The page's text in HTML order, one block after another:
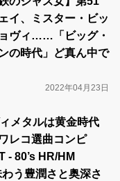
イ、ミスター・ビッ
ヴィ……「ビッグ・
の時代」ど真ん中で
2022年04月23日
メタルは黄金時代
レコ選曲コンピ
- 80’s HR/HM
う豊潤さと奥深さ